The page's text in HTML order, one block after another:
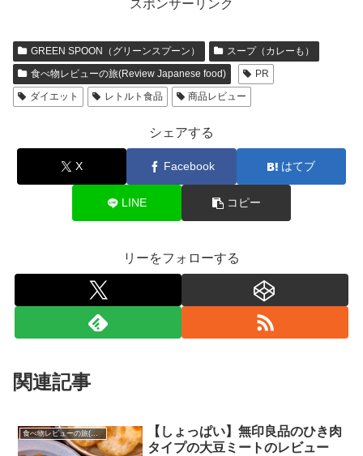
スポンサーリンク
GREEN SPOON（グリーンスプーン）
スープ（カレーも）
食べ物レビューの旅(Review Japanese food)
PR
ダイエット
レトルト食品 商品レビュー
シェアする
X Facebook はてブ
LINE コピー
リーをフォローする
関連記事
食べ物レビューの旅(Review Japanese food)
【しょっぱい】無印良品のひき肉
タイプの大豆ミートのレビュー